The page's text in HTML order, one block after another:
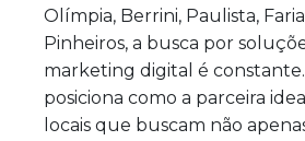
Olímpia, Berrini, Paulista,
Pinheiros, a busca por
marketing digital é constante.
posiciona como a parceira
locais que buscam não